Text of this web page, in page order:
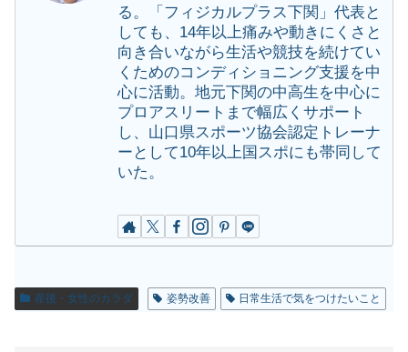
る。「フィジカルプラス下関」代表と
しても、14年以上痛みや動きにくさと
向き合いながら生活や競技を続けてい
くためのコンディショニング支援を中
心に活動。地元下関の中高生を中心に
プロアスリートまで幅広くサポート
し、山口県スポーツ協会認定トレーナ
ーとして10年以上国スポにも帯同して
いた。
産後・女性のカラダ 姿勢改善 日常生活で気をつけたいこと